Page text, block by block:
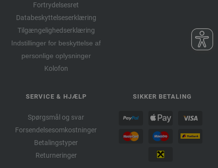
Fortrydelsesret
Databeskyttelseserklæring
Tilgængelighedserklæring
Indstillinger for beskyttelse af
personlige oplysninger
Kolofon
SERVICE & HJÆLP
Spørgsmål og svar
Forsendelsesomkostninger
Betalingstyper
Returneringer
SIKKER BETALING